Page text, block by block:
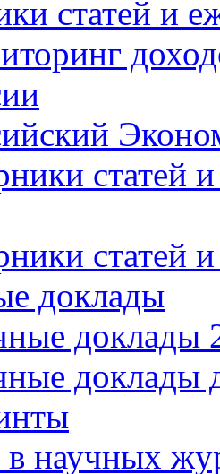
статей и
статей
статей
доклады
доклады
доклады
в научных